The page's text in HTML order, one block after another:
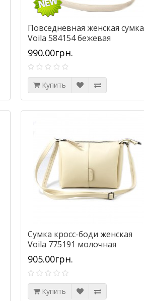
Повседневная женская сумка
Voila 584154 бежевая
990.00грн.
Купить
Сумка кросс-боди женская
Voila 775191 молочная
905.00грн.
Купить